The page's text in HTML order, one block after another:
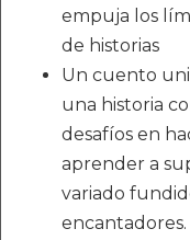
empuja los
de historias
Un cuento
una historia
desafíos en
aprender a
variado